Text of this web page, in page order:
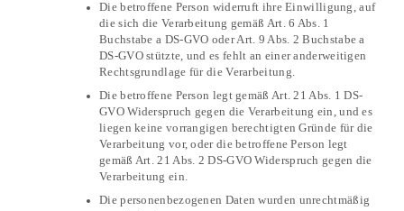
Die betroffene Person widerruft ihre Einwilligung, auf
die sich die Verarbeitung gemäß Art. 6 Abs. 1
Buchstabe a DS-GVO oder Art. 9 Abs. 2 Buchstabe a
DS-GVO stützte, und es fehlt an einer anderweitigen
Rechtsgrundlage für die Verarbeitung.
Die betroffene Person legt gemäß Art. 21 Abs. 1 DS-
GVO Widerspruch gegen die Verarbeitung ein, und es
liegen keine vorrangigen berechtigten Gründe für die
Verarbeitung vor, oder die betroffene Person legt
gemäß Art. 21 Abs. 2 DS-GVO Widerspruch gegen die
Verarbeitung ein.
Die personenbezogenen Daten wurden unrechtmäßig